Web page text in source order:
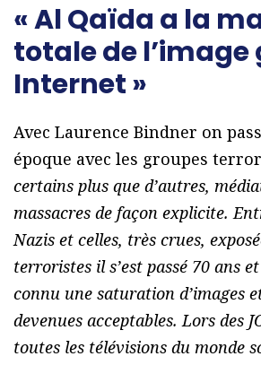
« Al Qaïda a la
totale de l’image
Internet »
Avec Laurence Bindner on
époque avec les groupes
certains plus que d’autres,
massacres de façon explicite.
Nazis et celles, très crues,
terroristes il s’est passé 70 ans
connu une saturation d’images
devenues acceptables. Lors des
toutes les télévisions du monde